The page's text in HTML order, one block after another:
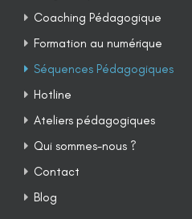
Coaching Pédagogique
Formation au numérique
Séquences Pédagogiques
Hotline
Ateliers pédagogiques
Qui sommes-nous ?
Contact
Blog